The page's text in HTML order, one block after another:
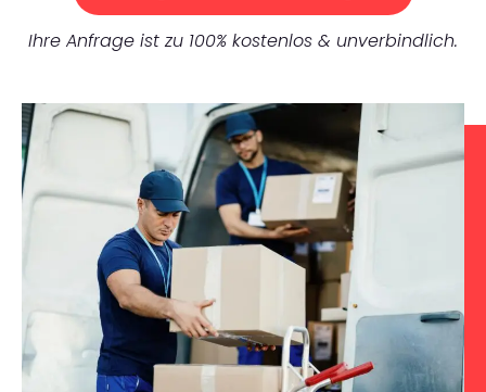
Ihre Anfrage ist zu 100% kostenlos & unverbindlich.